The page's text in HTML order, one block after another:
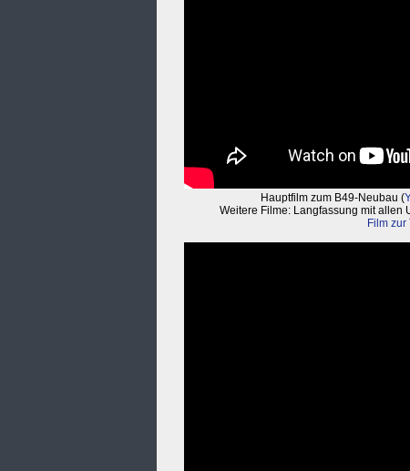
Hauptfilm zum B49-Neubau (
Weitere Filme: Langfassung mit allen
Film